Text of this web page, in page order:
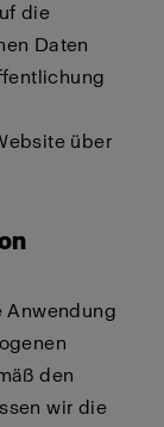
die
Daten
über
Anwendung
den
wir die